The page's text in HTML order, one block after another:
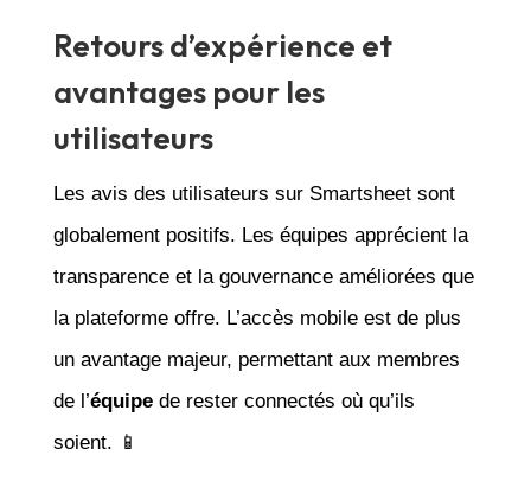
Retours d’expérience et
avantages pour les
utilisateurs
Les avis des utilisateurs sur Smartsheet sont
globalement positifs. Les équipes apprécient la
transparence et la gouvernance améliorées que
la plateforme offre. L’accès mobile est de plus
un avantage majeur, permettant aux membres
de l’équipede rester connectés où qu’ils
soient. 📱